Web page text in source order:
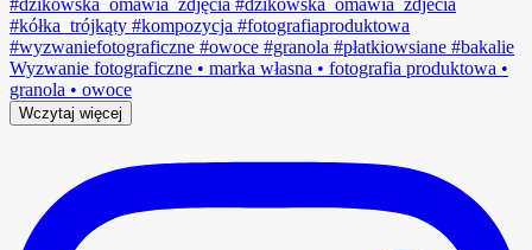
Wczytaj więcej